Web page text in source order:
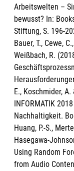
Arbeitswelten –
bewusst? In:
Stiftung, S. 196-
Bauer, T., Cewe,
Weißbach, R.
E., Koschmider,
INFORMATIK
Nachhaltigkeit.
Huang, P.-S.,
Hasegawa-
Using Random
from Audio